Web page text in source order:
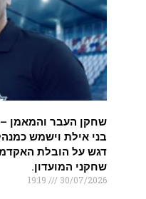
שחקן העבר והמאמן
בני אילת וישמש
דגש על הובלת
שחקני המועדון.
30/07/2026